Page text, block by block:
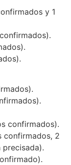
y 1
confirmados).
confirmados, 2